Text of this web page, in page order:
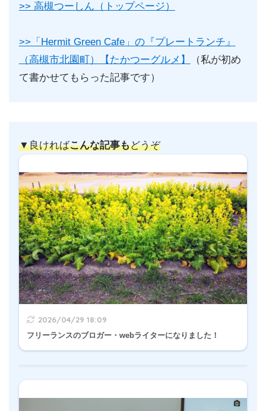
>> 高槻つーしん（トップページ）
>>「Hermit Green Cafe」の『プレートランチ』
（高槻市北園町）【たかつーグルメ】
（私が初め
て書かせてもらった記事です）
▼良ければこんな記事もどうぞ
2026/04/29 18:09
フリーランスのブロガー・webライターになりました！